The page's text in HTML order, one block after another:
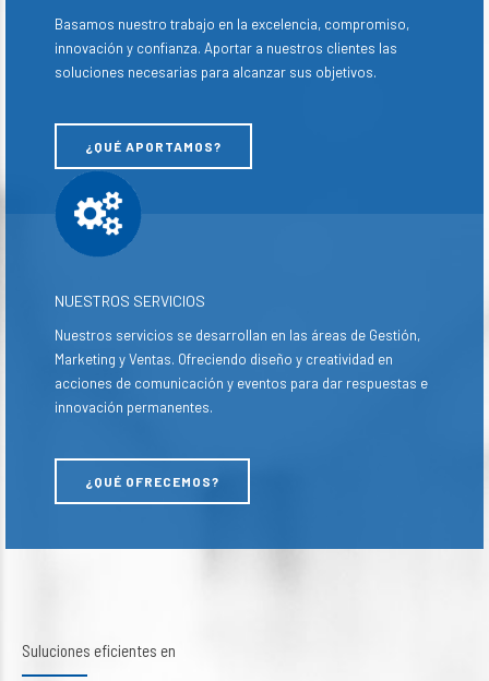
Basamos nuestro trabajo en la excelencia, compromiso,
innovación y confianza. Aportar a nuestros clientes las
soluciones necesarias para alcanzar sus objetivos.
¿QUÉ APORTAMOS?
NUESTROS SERVICIOS
Nuestros servicios se desarrollan en las áreas de Gestión,
Marketing y Ventas. Ofreciendo diseño y creatividad en
acciones de comunicación y eventos para dar respuestas e
innovación permanentes.
¿QUÉ OFRECEMOS?
Suluciones eficientes en